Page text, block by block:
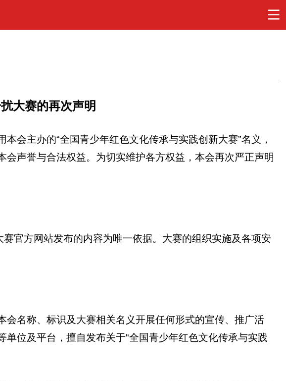
大赛的再次声明
会主办的“全国青少年红色文化传承与实践创新大赛”名义，
声誉与合法权益。为切实维护各方权益，本会再次严正声明
官方网站发布的内容为唯一依据。大赛的组织实施及各项安
名称、标识及大赛相关名义开展任何形式的宣传、推广活
位及平台，擅自发布关于“全国青少年红色文化传承与实践